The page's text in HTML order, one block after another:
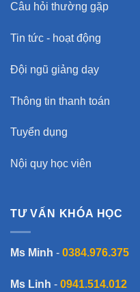
Câu hỏi thường gặp
Tin tức - hoạt động
Đội ngũ giảng dạy
Thông tin thanh toán
Tuyển dụng
Nội quy học viên
TƯ VẤN KHÓA HỌC
Ms Minh - 0384.976.375
Ms Linh - 0941.514.012